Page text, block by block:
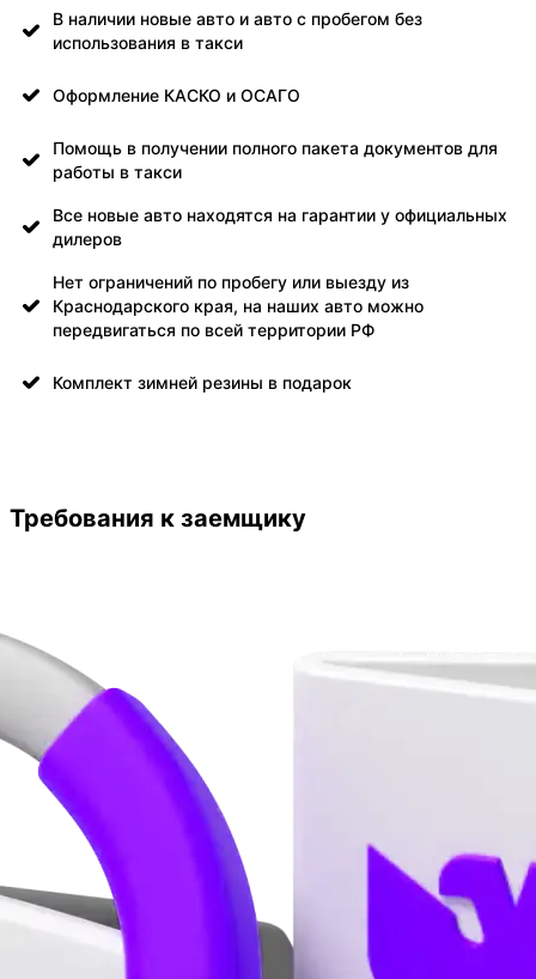
В наличии новые авто и авто с пробегом без
использования в такси
Оформление КАСКО и ОСАГО
Помощь в получении полного пакета документов для
работы в такси
Все новые авто находятся на гарантии у официальных
дилеров
Нет ограничений по пробегу или выезду из
Краснодарского края, на наших авто можно
передвигаться по всей территории РФ
Комплект зимней резины в подарок
Требования к заемщику